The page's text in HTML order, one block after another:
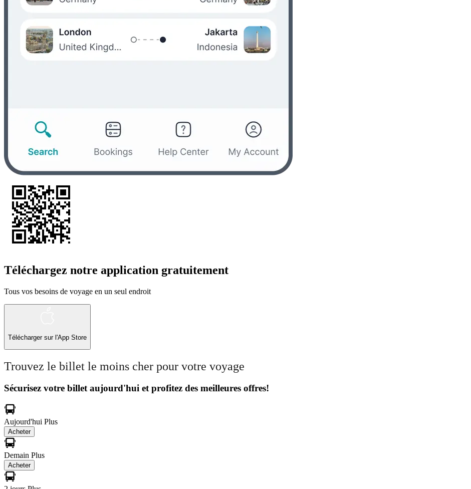
Téléchargez notre application gratuitement
Tous vos besoins de voyage en un seul endroit
Télécharger sur l'App Store
Trouvez le billet le moins cher pour votre voyage
Sécurisez votre billet aujourd'hui et profitez des meilleures offres!
Aujourd'hui Plus
Acheter
Demain Plus
Acheter